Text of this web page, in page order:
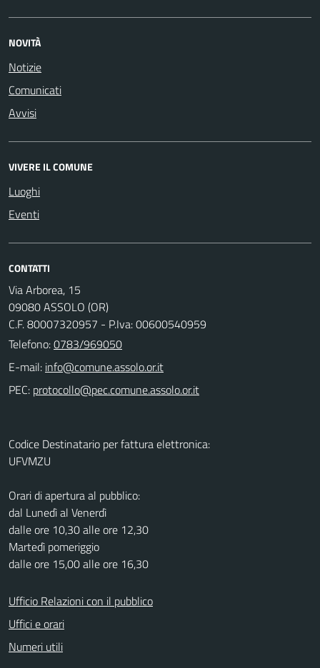
NOVITÀ
Notizie
Comunicati
Avvisi
VIVERE IL COMUNE
Luoghi
Eventi
CONTATTI
Via Arborea, 15
09080 ASSOLO (OR)
C.F. 80007320957 - P.Iva: 00600540959
Telefono:0783/969050
E-mail:
PEC:
Codice Destinatario per fattura elettronica:
UFVMZU
Orari di apertura al pubblico:
dal Lunedì al Venerdì
dalle ore 10,30 alle ore 12,30
Martedì pomeriggio
dalle ore 15,00 alle ore 16,30
Ufficio Relazioni con il pubblico
Uffici e orari
Numeri utili